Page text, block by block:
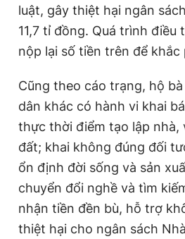
luật, gây thiệt hại ngân
11,7 tỉ đồng. Quá trình điều
nộp lại số tiền trên để khắc
Cũng theo cáo trạng, hộ
dân khác có hành vi khai
thực thời điểm tạo lập nhà,
đất; khai không đúng đối
ổn định đời sống và sản
chuyển đổi nghề và tìm
nhận tiền đền bù, hỗ trợ
thiệt hại cho ngân sách